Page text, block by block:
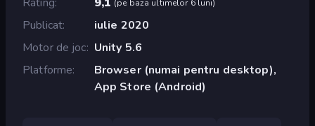
(pe baza ultimelor 6 luni)
Publicat
iulie 2020
Motor de joc Unity 5.6
Platforme
Browser (numai pentru desktop),
App Store (Android)